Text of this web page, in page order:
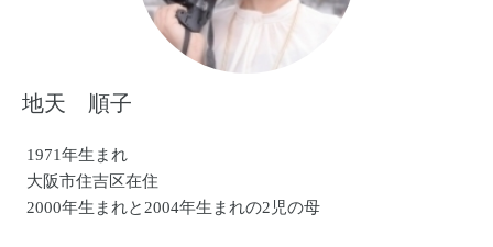
地天 順子
1971年生まれ
大阪市住吉区在住
2000年生まれと2004年生まれの2児の母